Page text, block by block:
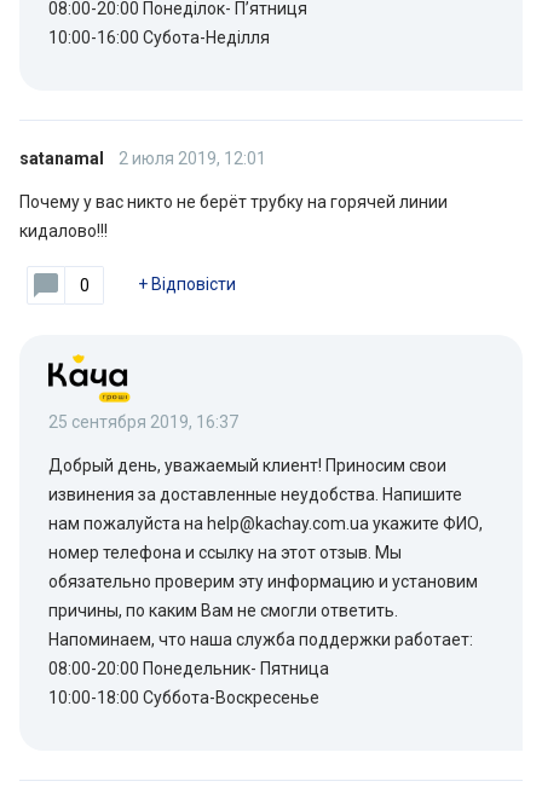
08:00-20:00 Понеділок- П’ятниця
10:00-16:00 Субота-Неділля
satanamal 2 июля 2019, 12:01
Почему у вас никто не берёт трубку на горячей линии
кидалово!!!
0 + Відповісти
25 сентября 2019, 16:37
Добрый день, уважаемый клиент! Приносим свои
извинения за доставленные неудобства. Напишите
нам пожалуйста на help@kachay.com.ua укажите ФИО,
номер телефона и ссылку на этот отзыв. Мы
обязательно проверим эту информацию и установим
причины, по каким Вам не смогли ответить.
Напоминаем, что наша служба поддержки работает:
08:00-20:00 Понедельник- Пятница
10:00-18:00 Суббота-Воскресенье